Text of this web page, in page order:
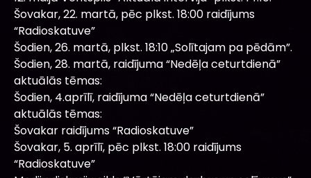
Šovakar, 22. martā, pēc plkst. 18:00 raidījums
“Radioskatuve”
Šodien, 26. martā, plkst. 18:10 „Solītajam pa pēdām”.
Šodien, 28. martā, raidījuma “Nedēļa ceturtdienā”
aktuālās tēmas:
Šodien, 4.aprīlī, raidījuma “Nedēļa ceturtdienā”
aktuālās tēmas:
Šovakar raidījums “Radioskatuve”
Šovakar, 5. aprīlī, pēc plkst. 18:00 raidījums
“Radioskatuve”